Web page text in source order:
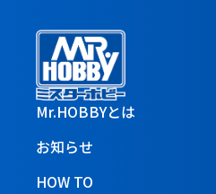
Mr.HOBBYとは
お知らせ
HOW TO